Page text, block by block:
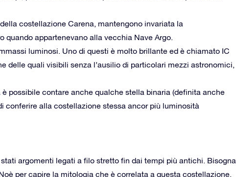
costellazione Carena, mantengono invariata la
quando appartenevano alla vecchia Nave Argo.
luminosi. Uno di questi è molto brillante ed è chiamato IC
delle quali visibili senza l’ausilio di particolari mezzi astronomici,
possibile contare anche qualche stella binaria (definita anche
conferire alla costellazione stessa ancor più luminosità
argomenti legati a filo stretto fin dai tempi più antichi. Bisogna
per capire la mitologia che è correlata a questa costellazione.